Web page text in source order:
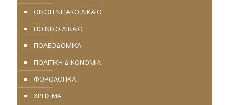
ΟΙΚΟΓΕΝΕΙΑΚΟ ΔΙΚΑΙΟ
ΠΟΙΝΙΚΟ ΔΙΚΑΙΟ
ΠΟΛΕΟΔΟΜΙΚΑ
ΠΟΛΙΤΙΚΗ ΔΙΚΟΝΟΜΙΑ
ΦΟΡΟΛΟΓΙΚΑ
ΧΡΗΣΙΜΑ